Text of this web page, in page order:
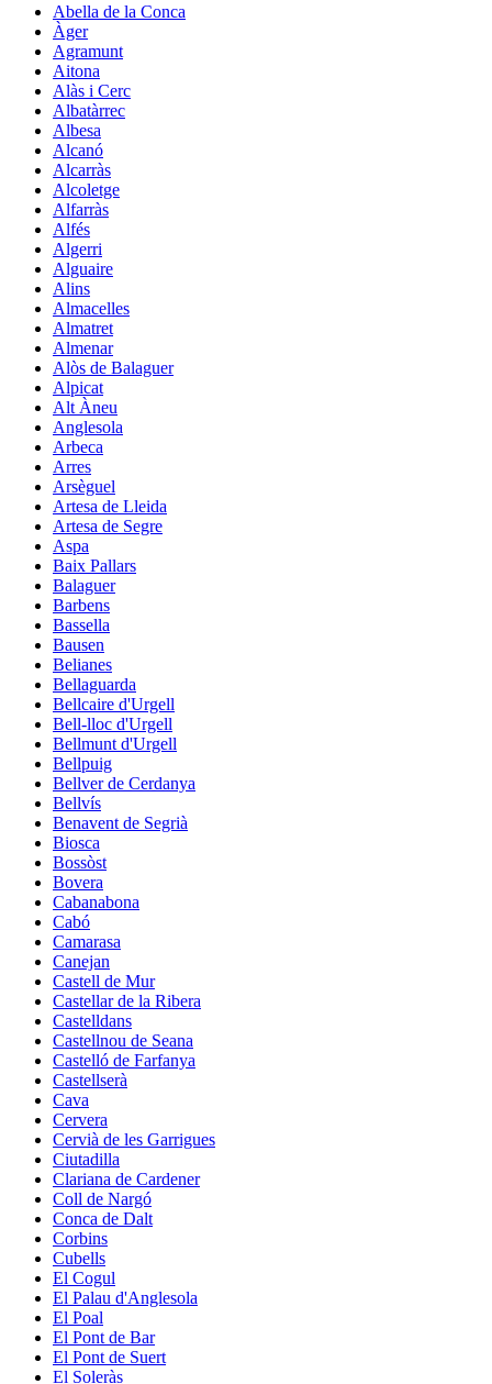
Abella de la Conca
Àger
Agramunt
Aitona
Alàs i Cerc
Albatàrrec
Albesa
Alcanó
Alcarràs
Alcoletge
Alfarràs
Alfés
Algerri
Alguaire
Alins
Almacelles
Almatret
Almenar
Alòs de Balaguer
Alpicat
Alt Àneu
Anglesola
Arbeca
Arres
Arsèguel
Artesa de Lleida
Artesa de Segre
Aspa
Baix Pallars
Balaguer
Barbens
Bassella
Bausen
Belianes
Bellaguarda
Bellcaire d'Urgell
Bell-lloc d'Urgell
Bellmunt d'Urgell
Bellpuig
Bellver de Cerdanya
Bellvís
Benavent de Segrià
Biosca
Bossòst
Bovera
Cabanabona
Cabó
Camarasa
Canejan
Castell de Mur
Castellar de la Ribera
Castelldans
Castellnou de Seana
Castelló de Farfanya
Castellserà
Cava
Cervera
Cervià de les Garrigues
Ciutadilla
Clariana de Cardener
Coll de Nargó
Conca de Dalt
Corbins
Cubells
El Cogul
El Palau d'Anglesola
El Poal
El Pont de Bar
El Pont de Suert
El Soleràs